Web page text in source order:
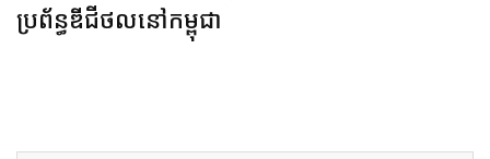
ប្រព័ន្ធឌីជីថលនៅកម្ពុជា